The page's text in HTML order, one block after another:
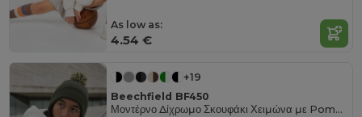
As low as:
4.54 €
+19
Beechfield BF450
Μοντέρνο Δίχρωμο Σκουφάκι Χειμώνα με Pompom